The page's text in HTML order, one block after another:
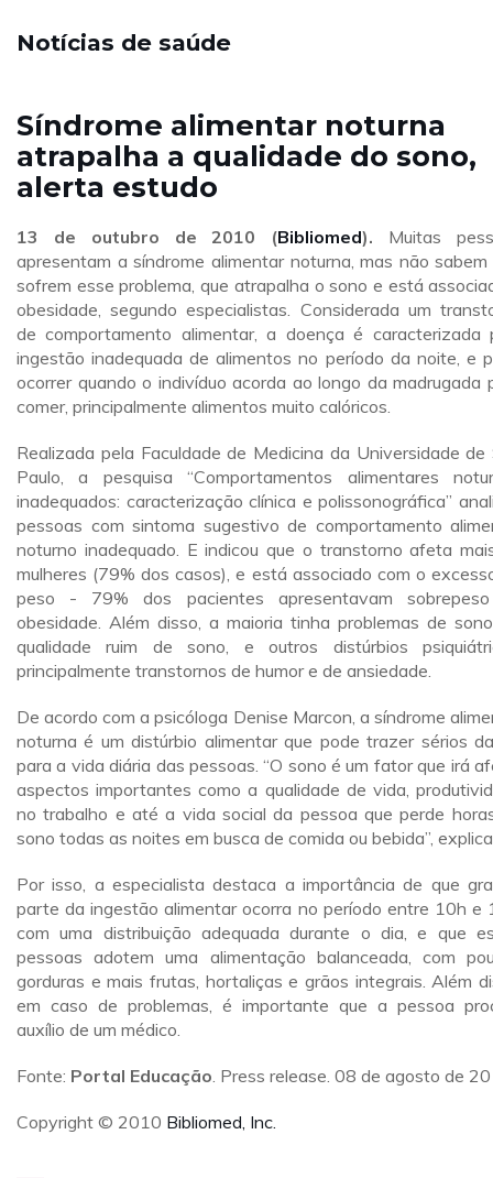
Notícias de saúde
Síndrome alimentar noturna
atrapalha a qualidade do sono,
alerta estudo
13 de outubro de 2010 (Bibliomed). Muitas
apresentam a síndrome alimentar noturna, mas não sabem
sofrem esse problema, que atrapalha o sono e está
obesidade, segundo especialistas. Considerada um
de comportamento alimentar, a doença é caracterizada
ingestão inadequada de alimentos no período da noite, e
ocorrer quando o indivíduo acorda ao longo da madrugada
comer, principalmente alimentos muito calóricos.
Realizada pela Faculdade de Medicina da Universidade de
Paulo, a pesquisa “Comportamentos alimentares
inadequados: caracterização clínica e polissonográfica”
pessoas com sintoma sugestivo de comportamento
noturno inadequado. E indicou que o transtorno afeta
mulheres (79% dos casos), e está associado com o
peso - 79% dos pacientes apresentavam
obesidade. Além disso, a maioria tinha problemas de
qualidade ruim de sono, e outros distúrbios
principalmente transtornos de humor e de ansiedade.
De acordo com a psicóloga Denise Marcon, a síndrome
noturna é um distúrbio alimentar que pode trazer sérios
para a vida diária das pessoas. “O sono é um fator que irá
aspectos importantes como a qualidade de vida,
no trabalho e até a vida social da pessoa que perde
sono todas as noites em busca de comida ou bebida”,
Por isso, a especialista destaca a importância de que
parte da ingestão alimentar ocorra no período entre 10h e
com uma distribuição adequada durante o dia, e que
pessoas adotem uma alimentação balanceada, com
gorduras e mais frutas, hortaliças e grãos integrais. Além
em caso de problemas, é importante que a pessoa
auxílio de um médico.
Fonte: Portal Educação. Press release. 08 de agosto de
Copyright © 2010 Bibliomed, Inc.